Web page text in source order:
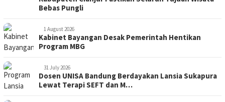
Bebas Pungli
1 August 2026
Kabinet Bayangan Desak Pemerintah Hentikan
Program MBG
31 July 2026
Dosen UNISA Bandung Berdayakan Lansia Sukapura
Lewat Terapi SEFT dan M…